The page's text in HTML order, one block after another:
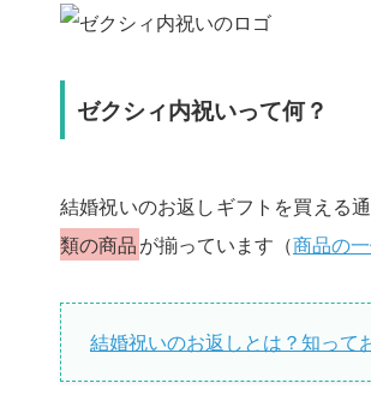
ゼクシィ内祝いって何？
結婚祝いのお返しギフトを買える通
類の商品が揃っています（商品の
結婚祝いのお返しとは？知って